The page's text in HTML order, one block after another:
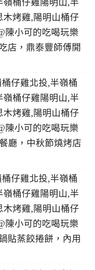
店，鼎泰豐師傅開
廳，中秋節燒烤店
貼蒸餃捲餅，內用